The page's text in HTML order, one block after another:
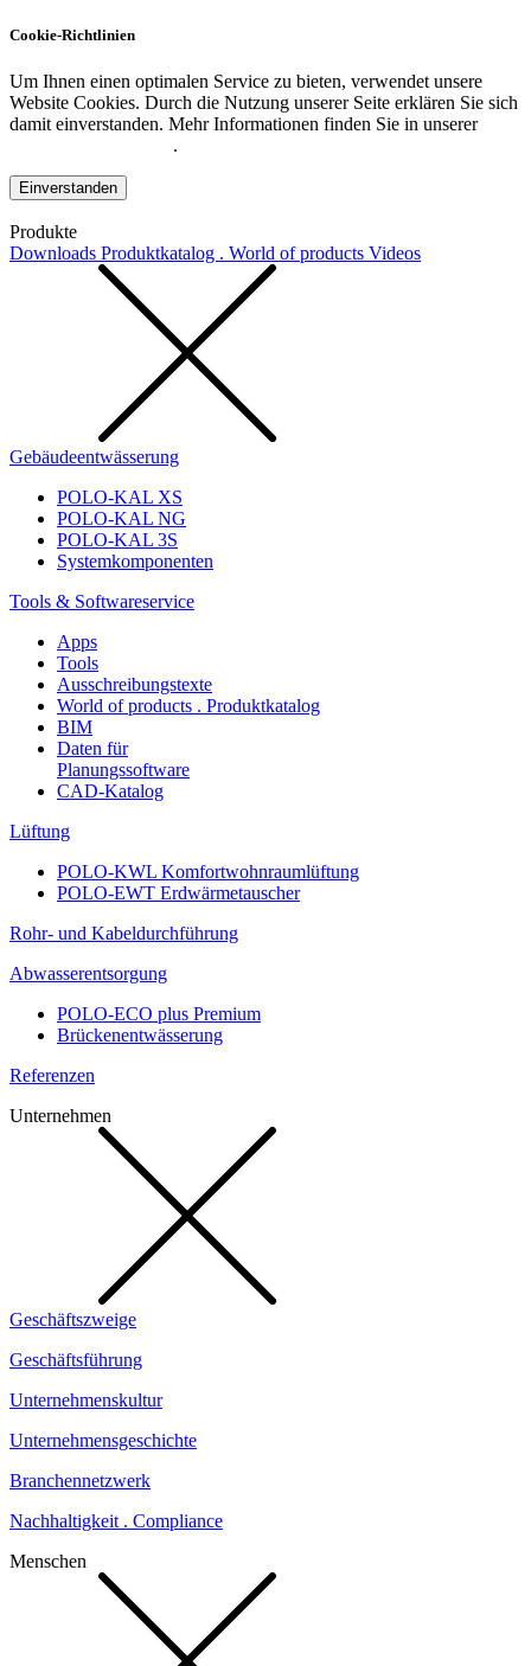
Cookie-Richtlinien
Um Ihnen einen optimalen Service zu bieten, verwendet unsere
Website Cookies. Durch die Nutzung unserer Seite erklären Sie sich
damit einverstanden. Mehr Informationen finden Sie in unserer
.
Einverstanden
Produkte
Downloads Produktkatalog . World of products Videos
Gebäudeentwässerung
POLO-KAL XS
POLO-KAL NG
POLO-KAL 3S
Systemkomponenten
Tools & Softwareservice
Apps
Tools
Ausschreibungstexte
World of products . Produktkatalog
BIM
Daten für
Planungssoftware
CAD-Katalog
Lüftung
POLO-KWL Komfortwohnraumlüftung
POLO-EWT Erdwärmetauscher
Rohr- und Kabeldurchführung
Abwasserentsorgung
POLO-ECO plus Premium
Brückenentwässerung
Referenzen
Unternehmen
Geschäftszweige
Geschäftsführung
Unternehmenskultur
Unternehmensgeschichte
Branchennetzwerk
Nachhaltigkeit . Compliance
Menschen